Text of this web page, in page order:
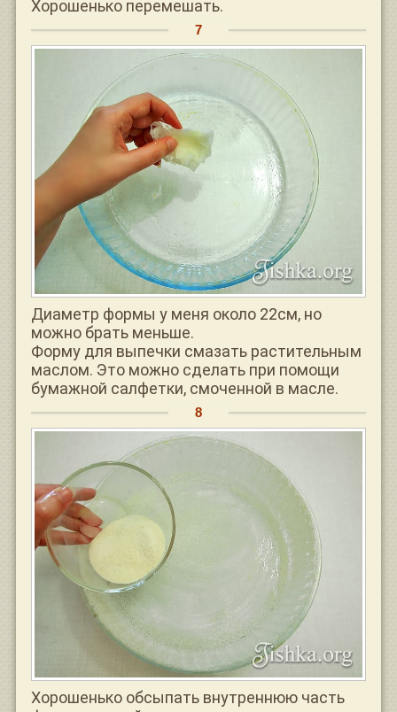
Хорошенько перемешать.
Диаметр формы у меня около 22см, но
можно брать меньше.
Форму для выпечки смазать растительным
маслом. Это можно сделать при помощи
бумажной салфетки, смоченной в масле.
Хорошенько обсыпать внутреннюю часть